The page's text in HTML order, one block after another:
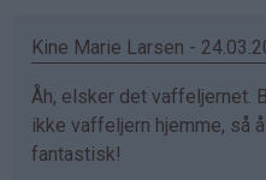
Kine Marie Larsen -
Åh, elsker det vaffeljernet.
ikke vaffeljern hjemme, så
fantastisk!